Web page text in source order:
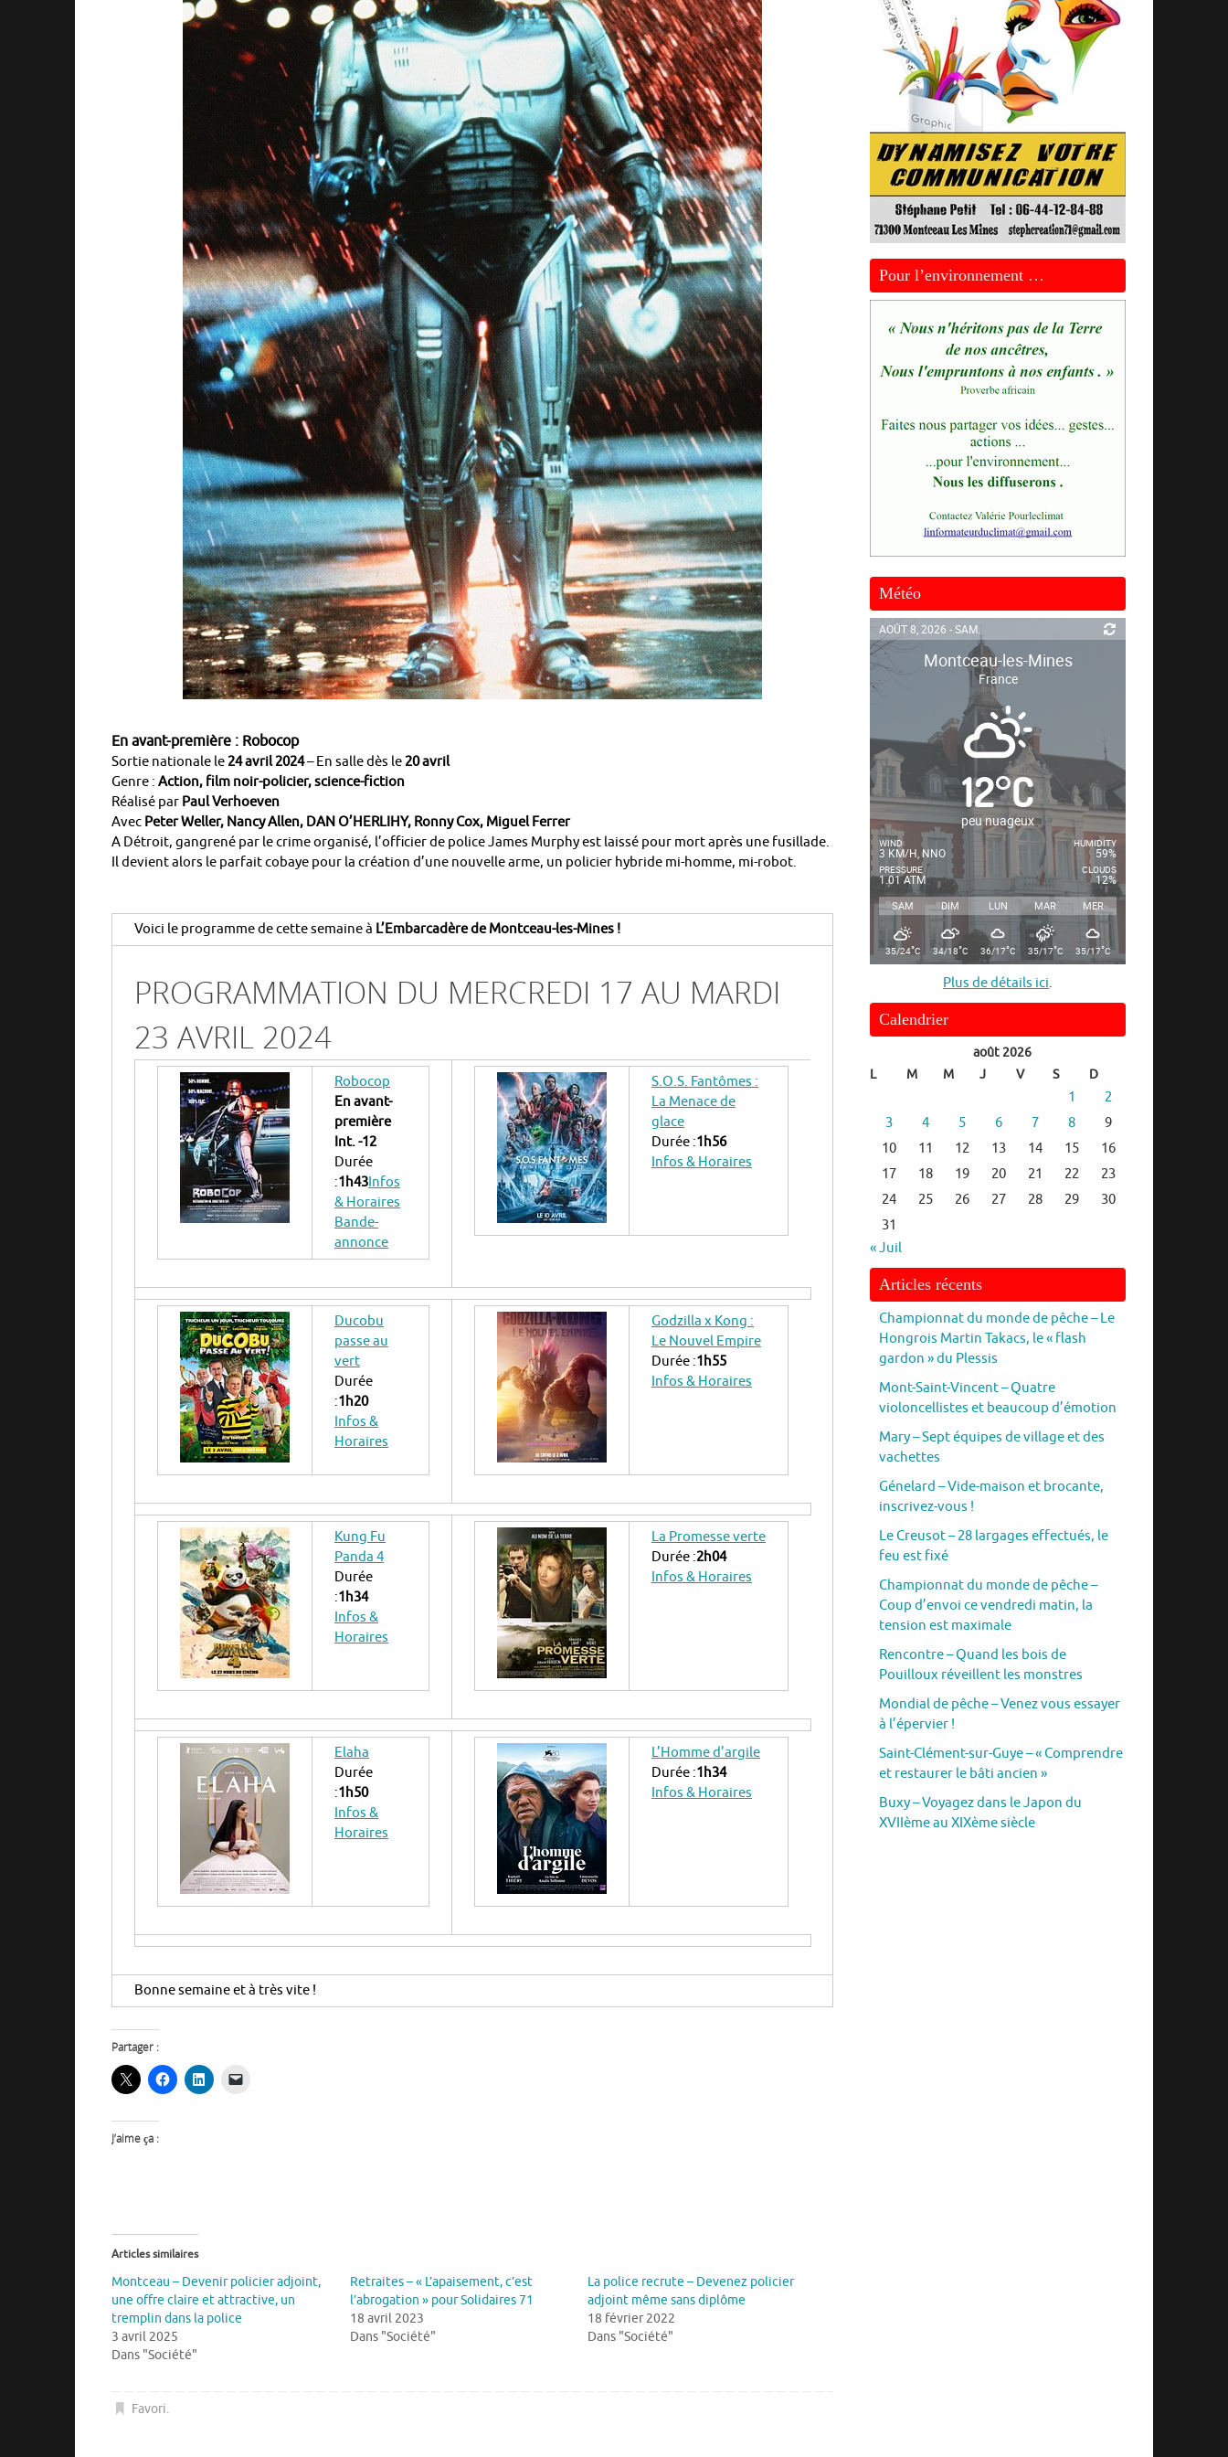
En avant-première : Robocop
Sortie nationale le 24 avril 2024–En salle dès le 20 avril
Genre : Action, film noir-policier, science-fiction
Réalisé par Paul Verhoeven
Avec Peter Weller, Nancy Allen, DAN O’HERLIHY, Ronny Cox, Miguel Ferrer
A Détroit, gangrené par le crime organisé, l’officier de police James Murphy est laissé pour mort après une fusillade.
Il devient alors le parfait cobaye pour la création d’une nouvelle arme, un policier hybride mi-homme, mi-robot.
Voici le programme de cette semaine à L’Embarcadère de Montceau-les-Mines !
PROGRAMMATION DU MERCREDI 17 AU MARDI
23 AVRIL 2024
Robocop
En avant-
première
Int. -12
Durée
:1h43Infos
& Horaires
Bande-
annonce
S.O.S. Fantômes :
La Menace de
glace
Durée :1h56
Infos & Horaires
Ducobu
passe au
vert
Durée
:1h20
Infos &
Horaires
Godzilla x Kong :
Le Nouvel Empire
Durée :1h55
Infos & Horaires
Kung Fu
Panda 4
Durée
:1h34
Infos &
Horaires
La Promesse verte
Durée :2h04
Infos & Horaires
Elaha
Durée
:1h50
Infos &
Horaires
L’Homme d’argile
Durée :1h34
Infos & Horaires
Bonne semaine et à très vite !
Partager :
J’aime ça :
Articles similaires
Montceau – Devenir policier adjoint,
une offre claire et attractive, un
tremplin dans la police
3 avril 2025
Dans "Société"
Retraites – « L’apaisement, c’est
l’abrogation » pour Solidaires 71
18 avril 2023
Dans "Société"
La police recrute – Devenez policier
adjoint même sans diplôme
18 février 2022
Dans "Société"
Favori.
Pour l’environnement …
Météo
AOÛT 8, 2026 - SAM.
Montceau-les-Mines
France
12°C
peu nuageux
WIND
3 KM/H, NNO
PRESSURE
1.01 ATM
HUMIDITY
59%
CLOUDS
12%
SAM DIM LUN MAR MER
35/24°C 34/18°C 36/17°C 35/17°C 35/17°C
Plus de détails ici.
Calendrier
août 2026
L
M M J V S D
1
2
3
4 5 6 7 8
9
10
11 12 13 14 15
16
17
18 19 20 21 22
23
24
25 26 27 28 29
30
31
« Juil
Articles récents
Championnat du monde de pêche – Le
Hongrois Martin Takacs, le « flash
gardon » du Plessis
Mont-Saint-Vincent – Quatre
violoncellistes et beaucoup d’émotion
Mary – Sept équipes de village et des
vachettes
Génelard – Vide-maison et brocante,
inscrivez-vous !
Le Creusot – 28 largages effectués, le
feu est fixé
Championnat du monde de pêche –
Coup d’envoi ce vendredi matin, la
tension est maximale
Rencontre – Quand les bois de
Pouilloux réveillent les monstres
Mondial de pêche – Venez vous essayer
à l’épervier !
Saint-Clément-sur-Guye – « Comprendre
et restaurer le bâti ancien »
Buxy – Voyagez dans le Japon du
XVIIème au XIXème siècle